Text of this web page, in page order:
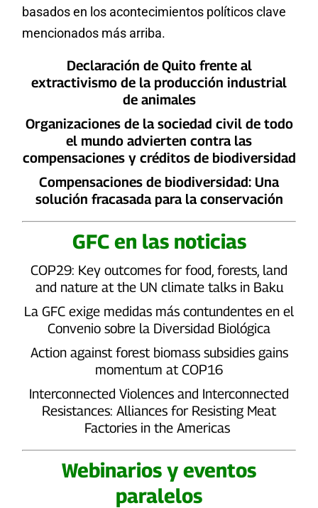
basados en los acontecimientos políticos clave
mencionados más arriba.
Declaración de Quito frente al
extractivismo de la producción industrial
de animales
Organizaciones de la sociedad civil de todo
el mundo advierten contra las
compensaciones y créditos de biodiversidad
Compensaciones de biodiversidad: Una
solución fracasada para la conservación
GFC en las noticias
COP29: Key outcomes for food, forests, land
and nature at the UN climate talks in Baku
La GFC exige medidas más contundentes en el
Convenio sobre la Diversidad Biológica
Action against forest biomass subsidies gains
momentum at COP16
Interconnected Violences and Interconnected
Resistances: Alliances for Resisting Meat
Factories in the Americas
Webinarios y eventos
paralelos